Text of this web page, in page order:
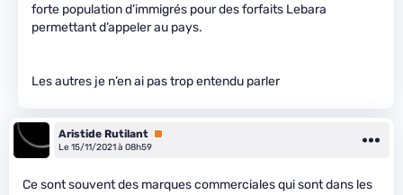
forte population d’immigrés pour des forfaits Lebara
permettant d’appeler au pays.
Les autres je n’en ai pas trop entendu parler
Aristide Rutilant Premium
Le 15/11/2021 à 08h59
Ce sont souvent des marques commerciales qui sont dans les